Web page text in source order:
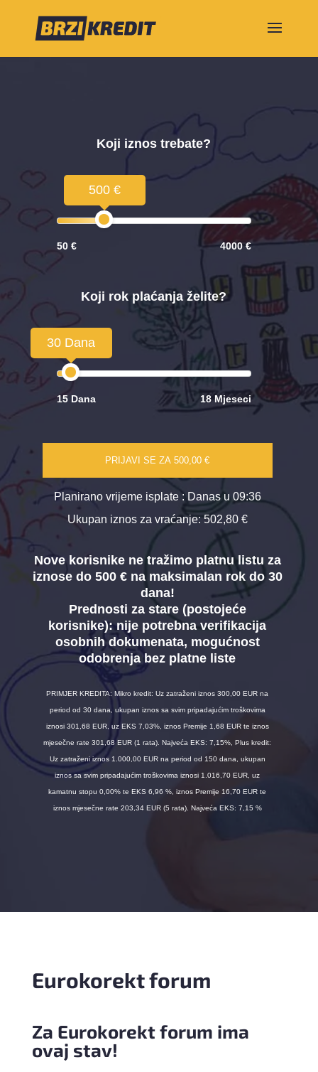
Koji iznos trebate?
500 €
50 € 4000 €
Koji rok plaćanja želite?
30 Dana
15 Dana 18 Mjeseci
PRIJAVI SE ZA500,00 €
Planirano vrijeme isplate : Danas u 09:36
Ukupan iznos za vraćanje: 502,80 €
Nove korisnike ne tražimo platnu listu za
iznose do 500 € na maksimalan rok do 30
dana!
Prednosti za stare (postojeće
korisnike): nije potrebna verifikacija
osobnih dokumenata, mogućnost
odobrenja bez platne liste
PRIMJER KREDITA: Mikro kredit: Uz zatraženi iznos 300,00 EUR na
period od 30 dana, ukupan iznos sa svim pripadajućim troškovima
iznosi 301,68 EUR, uz EKS 7,03%, iznos Premije 1,68 EUR te iznos
mjesečne rate 301,68 EUR (1 rata). Najveća EKS: 7,15%, Plus kredit:
Uz zatraženi iznos 1.000,00 EUR na period od 150 dana, ukupan
iznos sa svim pripadajućim troškovima iznosi 1.016,70 EUR, uz
kamatnu stopu 0,00% te EKS 6,96 %, iznos Premije 16,70 EUR te
iznos mjesečne rate 203,34 EUR (5 rata). Najveća EKS: 7,15 %
Eurokorekt forum
Za Eurokorekt forum ima
ovaj stav!